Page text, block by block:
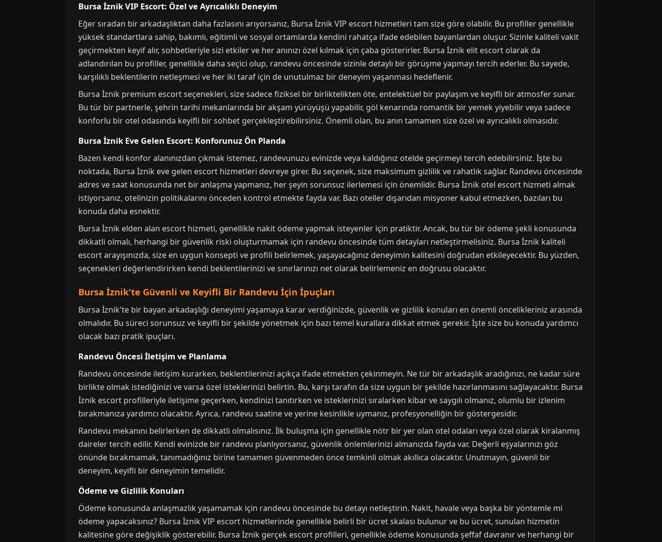
Bursa İznik VIP Escort: Özel ve Ayrıcalıklı Deneyim
Eğer sıradan bir arkadaşlıktan daha fazlasını arıyorsanız, Bursa İznik VIP escort hizmetleri tam size göre olabilir. Bu profiller genellikle
yüksek standartlara sahip, bakımlı, eğitimli ve sosyal ortamlarda kendini rahatça ifade edebilen bayanlardan oluşur. Sizinle kaliteli vakit
geçirmekten keyif alır, sohbetleriyle sizi etkiler ve her anınızı özel kılmak için çaba gösterirler. Bursa İznik elit escort olarak da
adlandırılan bu profiller, genellikle daha seçici olup, randevu öncesinde sizinle detaylı bir görüşme yapmayı tercih ederler. Bu sayede,
karşılıklı beklentilerin netleşmesi ve her iki taraf için de unutulmaz bir deneyim yaşanması hedeflenir.
Bursa İznik premium escort seçenekleri, size sadece fiziksel bir birliktelikten öte, entelektüel bir paylaşım ve keyifli bir atmosfer sunar.
Bu tür bir partnerle, şehrin tarihi mekanlarında bir akşam yürüyüşü yapabilir, göl kenarında romantik bir yemek yiyebilir veya sadece
konforlu bir otel odasında keyifli bir sohbet gerçekleştirebilirsiniz. Önemli olan, bu anın tamamen size özel ve ayrıcalıklı olmasıdır.
Bursa İznik Eve Gelen Escort: Konforunuz Ön Planda
Bazen kendi konfor alanınızdan çıkmak istemez, randevunuzu evinizde veya kaldığınız otelde geçirmeyi tercih edebilirsiniz. İşte bu
noktada, Bursa İznik eve gelen escort hizmetleri devreye girer. Bu seçenek, size maksimum gizlilik ve rahatlık sağlar. Randevu öncesinde
adres ve saat konusunda net bir anlaşma yapmanız, her şeyin sorunsuz ilerlemesi için önemlidir. Bursa İznik otel escort hizmeti almak
istiyorsanız, otelinizin politikalarını önceden kontrol etmekte fayda var. Bazı oteller dışarıdan misyoner kabul etmezken, bazıları bu
konuda daha esnektir.
Bursa İznik elden alan escort hizmeti, genellikle nakit ödeme yapmak isteyenler için pratiktir. Ancak, bu tür bir ödeme şekli konusunda
dikkatli olmalı, herhangi bir güvenlik riski oluşturmamak için randevu öncesinde tüm detayları netleştirmelisiniz. Bursa İznik kaliteli
escort arayışınızda, size en uygun konsepti ve profili belirlemek, yaşayacağınız deneyimin kalitesini doğrudan etkileyecektir. Bu yüzden,
seçenekleri değerlendirirken kendi beklentilerinizi ve sınırlarınızı net olarak belirlemeniz en doğrusu olacaktır.
Bursa İznik'te Güvenli ve Keyifli Bir Randevu İçin İpuçları
Bursa İznik'te bir bayan arkadaşlığı deneyimi yaşamaya karar verdiğinizde, güvenlik ve gizlilik konuları en önemli öncelikleriniz arasında
olmalıdır. Bu süreci sorunsuz ve keyifli bir şekilde yönetmek için bazı temel kurallara dikkat etmek gerekir. İşte size bu konuda yardımcı
olacak bazı pratik ipuçları.
Randevu Öncesi İletişim ve Planlama
Randevu öncesinde iletişim kurarken, beklentilerinizi açıkça ifade etmekten çekinmeyin. Ne tür bir arkadaşlık aradığınızı, ne kadar süre
birlikte olmak istediğinizi ve varsa özel isteklerinizi belirtin. Bu, karşı tarafın da size uygun bir şekilde hazırlanmasını sağlayacaktır. Bursa
İznik escort profilleriyle iletişime geçerken, kendinizi tanıtırken ve isteklerinizi sıralarken kibar ve saygılı olmanız, olumlu bir izlenim
bırakmanıza yardımcı olacaktır. Ayrıca, randevu saatine ve yerine kesinlikle uymanız, profesyonelliğin bir göstergesidir.
Randevu mekanını belirlerken de dikkatli olmalısınız. İlk buluşma için genellikle nötr bir yer olan otel odaları veya özel olarak kiralanmış
daireler tercih edilir. Kendi evinizde bir randevu planlıyorsanız, güvenlik önlemlerinizi almanızda fayda var. Değerli eşyalarınızı göz
önünde bırakmamak, tanımadığınız birine tamamen güvenmeden önce temkinli olmak akıllıca olacaktır. Unutmayın, güvenli bir
deneyim, keyifli bir deneyimin temelidir.
Ödeme ve Gizlilik Konuları
Ödeme konusunda anlaşmazlık yaşamamak için randevu öncesinde bu detayı netleştirin. Nakit, havale veya başka bir yöntemle mi
ödeme yapacaksınız? Bursa İznik VIP escort hizmetlerinde genellikle belirli bir ücret skalası bulunur ve bu ücret, sunulan hizmetin
kalitesine göre değişiklik gösterebilir. Bursa İznik gerçek escort profilleri, genellikle ödeme konusunda şeffaf davranır ve herhangi bir